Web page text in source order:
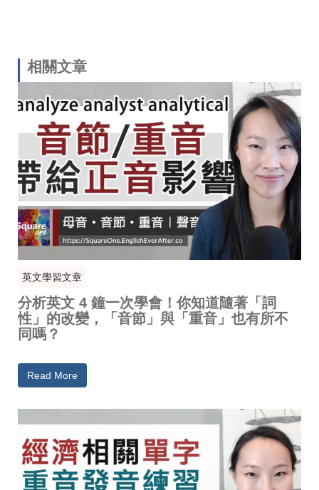
相關文章
英文學習文章
分析英文 4 鐘一次學會！你知道隨著「詞
性」的改變，「音節」與「重音」也有所不
同嗎？
Read More